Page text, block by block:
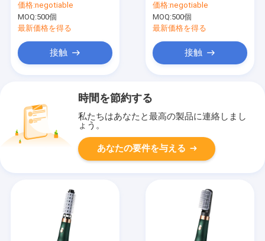
色
価格:negotiable
MOQ:500個
最新価格を得る
接触
スタイリング
価格:negotiable
MOQ:500個
最新価格を得る
接触
時間を節約する
私たちはあなたと最高の製品に連絡しまし
ょう。
あなたの要件を与える